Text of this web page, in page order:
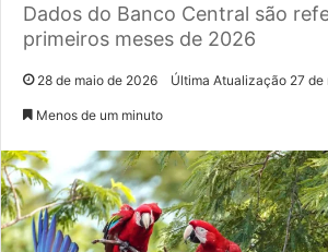
Dados do Banco Central são
primeiros meses de 2026
28 de maio de 2026 Última Atualização 27 de
Menos de um minuto